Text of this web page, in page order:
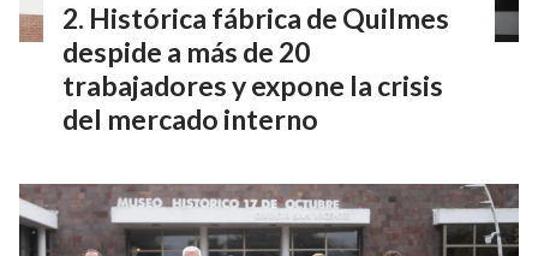
Histórica fábrica de Quilmes
despide a más de 20
trabajadores y expone la crisis
del mercado interno